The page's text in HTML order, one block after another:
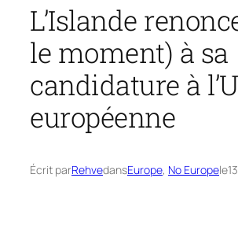
L’Islande
le moment) à sa
candidature à
européenne
Écrit parRehvedansEurope, No Europele